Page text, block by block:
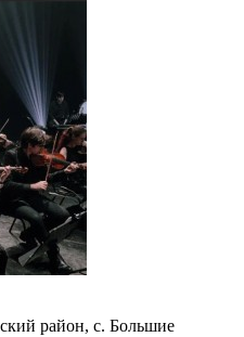
район, с. Большие